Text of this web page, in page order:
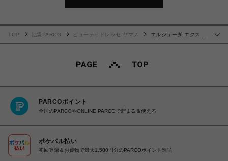
…
TOP 池袋PARCO ビューティドレッセ ヤマノ
エルジューダ エクスト
PARCOポイント
全国のPARCOやONLINE PARCOで貯まる＆使える
ポケパル払い
初回登録＆お買物で最大1,500円分のPARCOポイント進呈